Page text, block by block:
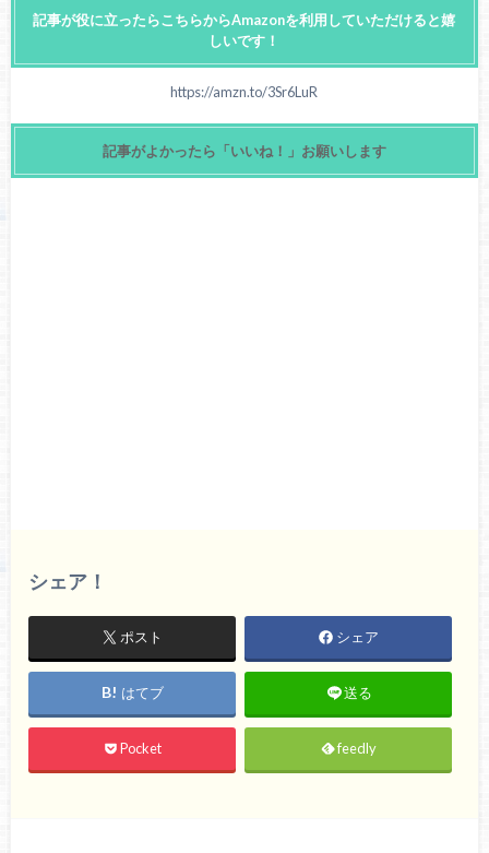
記事が役に立ったらこちらからAmazonを利用していただけると嬉
しいです！
https://amzn.to/3Sr6LuR
記事がよかったら「いいね！」お願いします
シェア！
ポスト シェア
はてブ 送る
Pocket feedly